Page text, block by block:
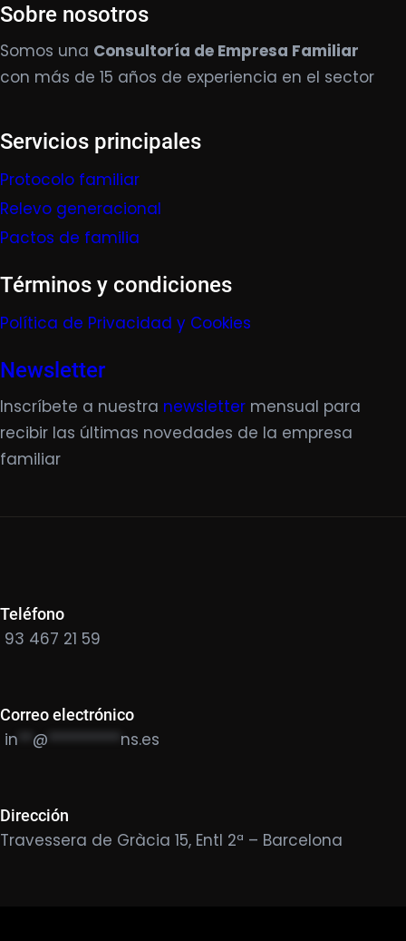
Sobre nosotros
Somos una Consultoría de Empresa Familiar
con más de 15 años de experiencia en el sector
Servicios principales
Protocolo familiar
Relevo generacional
Pactos de familia
Términos y condiciones
Política de Privacidad y Cookies
Newsletter
Inscríbete a nuestra newsletter mensual para
recibir las últimas novedades de la empresa
familiar
Teléfono
93 467 21 59
Correo electrónico
in @ ns.es
Dirección
Travessera de Gràcia 15, Entl 2ª – Barcelona